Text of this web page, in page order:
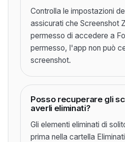
Controlla le impostazioni
assicurati che Screenshot
permesso di accedere a
permesso, l'app non può
screenshot.
Posso recuperare gli
averli eliminati?
Gli elementi eliminati di
prima nella cartella